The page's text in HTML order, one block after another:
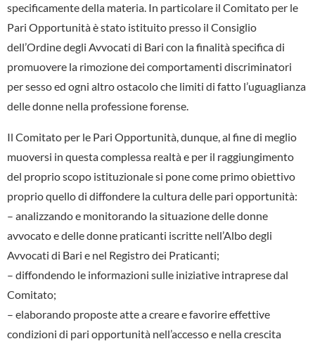
specificamente della materia. In particolare il Comitato per le
Pari Opportunità è stato istituito presso il Consiglio
dell’Ordine degli Avvocati di Bari con la finalità specifica di
promuovere la rimozione dei comportamenti discriminatori
per sesso ed ogni altro ostacolo che limiti di fatto l’uguaglianza
delle donne nella professione forense.
Il Comitato per le Pari Opportunità, dunque, al fine di meglio
muoversi in questa complessa realtà e per il raggiungimento
del proprio scopo istituzionale si pone come primo obiettivo
proprio quello di diffondere la cultura delle pari opportunità:
– analizzando e monitorando la situazione delle donne
avvocato e delle donne praticanti iscritte nell’Albo degli
Avvocati di Bari e nel Registro dei Praticanti;
– diffondendo le informazioni sulle iniziative intraprese dal
Comitato;
– elaborando proposte atte a creare e favorire effettive
condizioni di pari opportunità nell’accesso e nella crescita